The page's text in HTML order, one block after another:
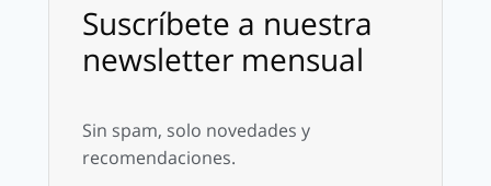
Suscríbete a nuestra
newsletter mensual
Sin spam, solo novedades y
recomendaciones.